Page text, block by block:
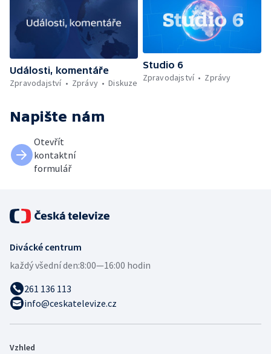
Události, komentáře
Zpravodajství
Zprávy Diskuze
Studio 6
Zpravodajství
Zprávy
Napište nám
Otevřít
kontaktní
formulář
Divácké centrum
každý všední den:8:00—16:00 hodin
261 136 113
info@ceskatelevize.cz
Vzhled